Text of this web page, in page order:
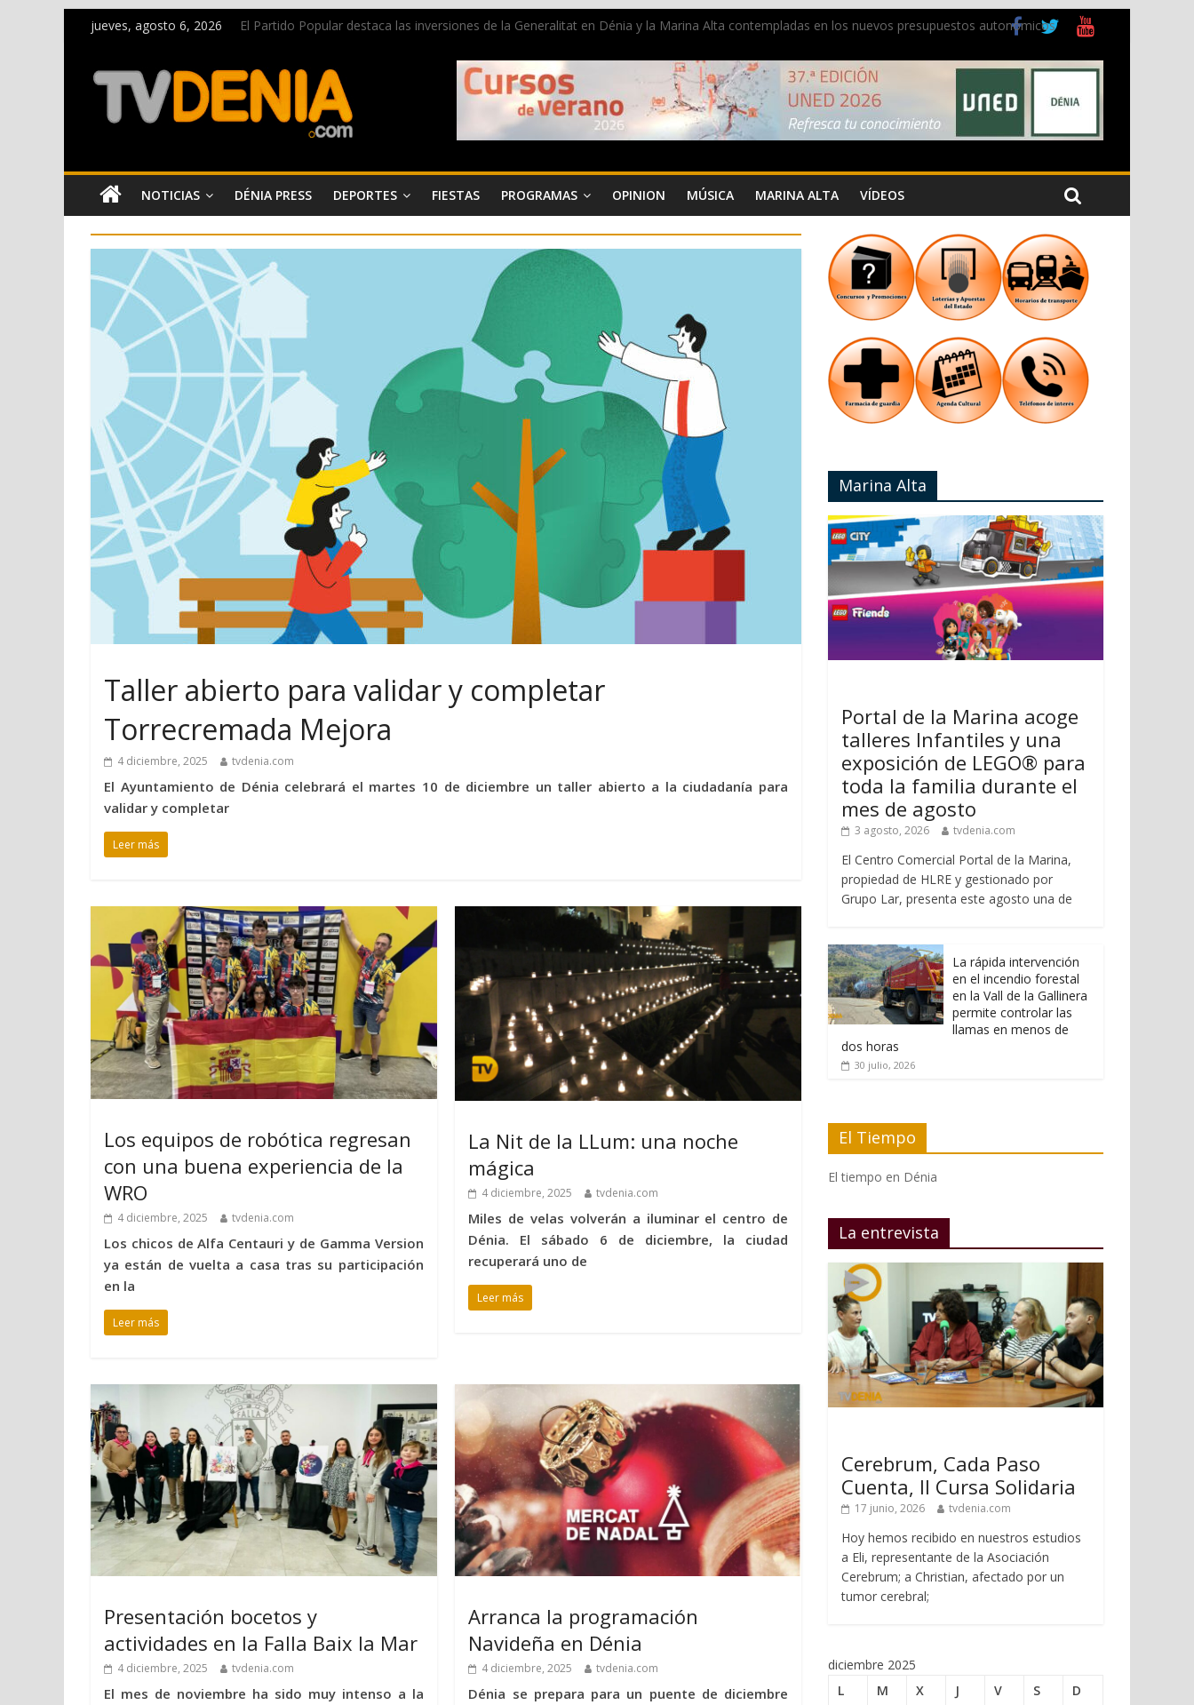
jueves, agosto 6, 2026
El Partido Popular destaca las inversiones de la Generalitat en Dénia y la Marina Alta contempladas en los nuevos presupuestos autonómicos
El XII Festival de Jazz de Dénia reunirá durante agosto a figuras nacionales e internacionales en los Jardins de Torrecremada
Los Moros y Cristianos 2026 reciben las llaves de la ciudad y dan inicio a las fiestas en Dénia
Una nueva campaña anima a la juventud a disfrutar de la fiesta sin alcohol
NOTICIAS DÉNIA PRESS DEPORTES FIESTAS PROGRAMAS OPINION MÚSICA MARINA ALTA VÍDEOS
Taller abierto para validar y completar
Torrecremada Mejora
4 diciembre, 2025 tvdenia.com
El Ayuntamiento de Dénia celebrará el martes 10 de diciembre un taller abierto a la ciudadanía para
validar y completar
Leer más
Los equipos de robótica regresan
con una buena experiencia de la
WRO
4 diciembre, 2025 tvdenia.com
Los chicos de Alfa Centauri y de Gamma Version
ya están de vuelta a casa tras su participación
en la
Leer más
La Nit de la LLum: una noche
mágica
4 diciembre, 2025 tvdenia.com
Miles de velas volverán a iluminar el centro de
Dénia. El sábado 6 de diciembre, la ciudad
recuperará uno de
Leer más
Presentación bocetos y
actividades en la Falla Baix la Mar
4 diciembre, 2025 tvdenia.com
El mes de noviembre ha sido muy intenso a la
Arranca la programación
Navideña en Dénia
4 diciembre, 2025 tvdenia.com
Dénia se prepara para un puente de diciembre
Marina Alta
Portal de la Marina acoge
talleres Infantiles y una
exposición de LEGO® para
toda la familia durante el
mes de agosto
3 agosto, 2026 tvdenia.com
El Centro Comercial Portal de la Marina,
propiedad de HLRE y gestionado por
Grupo Lar, presenta este agosto una de
La rápida intervención
en el incendio forestal
en la Vall de la Gallinera
permite controlar las
llamas en menos de
dos horas
30 julio, 2026
El Tiempo
El tiempo en Dénia
La entrevista
Cerebrum, Cada Paso
Cuenta, II Cursa Solidaria
17 junio, 2026 tvdenia.com
Hoy hemos recibido en nuestros estudios
a Eli, representante de la Asociación
Cerebrum; a Christian, afectado por un
tumor cerebral;
diciembre 2025
L
M X J V S
D